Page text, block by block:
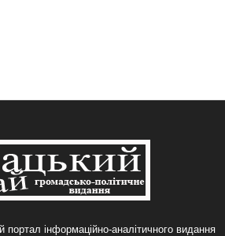
портал інформаційно-аналітичного видання